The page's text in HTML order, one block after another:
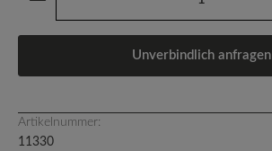
Unverbindlich anfragen
Artikelnummer:
11330